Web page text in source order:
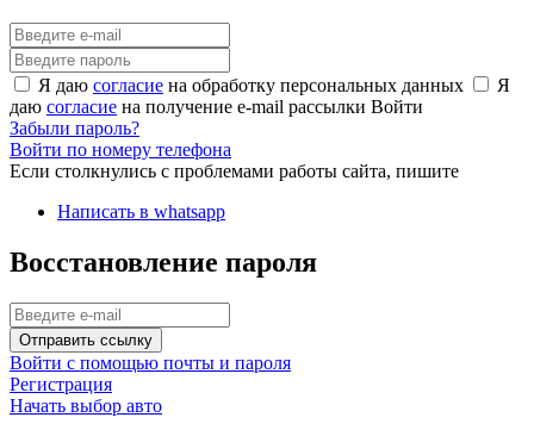
Я даю согласие на обработку персональных данных
Я
даю согласие на получение e-mail рассылки Войти
Забыли пароль?
Войти по номеру телефона
Если столкнулись с проблемами работы сайта, пишите
Написать в whatsapp
Восстановление пароля
Отправить ссылку
Войти с помощью почты и пароля
Регистрация
Начать выбор авто